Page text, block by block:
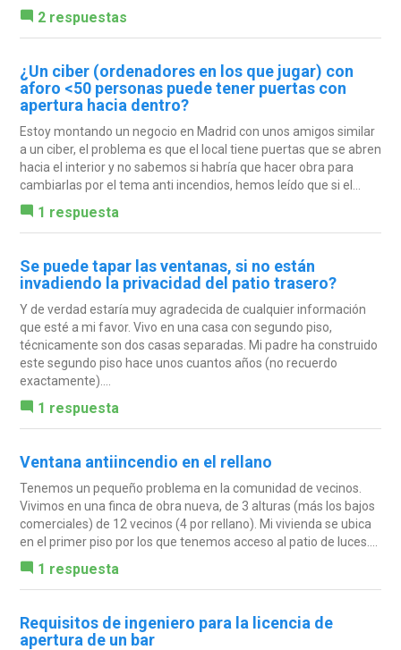
2 respuestas
¿Un ciber (ordenadores en los que jugar) con
aforo <50 personas puede tener puertas con
apertura hacia dentro?
Estoy montando un negocio en Madrid con unos amigos similar
a un ciber, el problema es que el local tiene puertas que se abren
hacia el interior y no sabemos si habría que hacer obra para
cambiarlas por el tema anti incendios, hemos leído que si el...
1 respuesta
Se puede tapar las ventanas, si no están
invadiendo la privacidad del patio trasero?
Y de verdad estaría muy agradecida de cualquier información
que esté a mi favor. Vivo en una casa con segundo piso,
técnicamente son dos casas separadas. Mi padre ha construido
este segundo piso hace unos cuantos años (no recuerdo
exactamente)....
1 respuesta
Ventana antiincendio en el rellano
Tenemos un pequeño problema en la comunidad de vecinos.
Vivimos en una finca de obra nueva, de 3 alturas (más los bajos
comerciales) de 12 vecinos (4 por rellano). Mi vivienda se ubica
en el primer piso por los que tenemos acceso al patio de luces....
1 respuesta
Requisitos de ingeniero para la licencia de
apertura de un bar